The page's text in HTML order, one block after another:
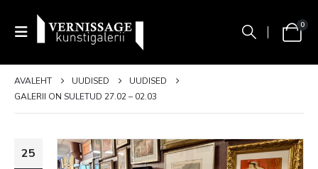
0
AVALEHT UUDISED
UUDISED
GALERII ON SULETUD 27.02 – 02.03
25